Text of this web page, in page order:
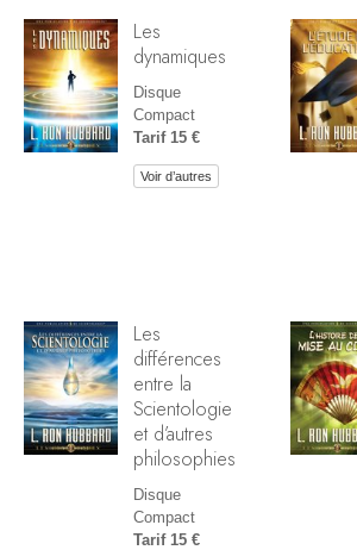
Les
dynamiques
Disque
Compact
Tarif 15 €
Voir d’autres
Les
différences
entre la
Scientologie
et d’autres
philosophies
Disque
Compact
Tarif 15 €